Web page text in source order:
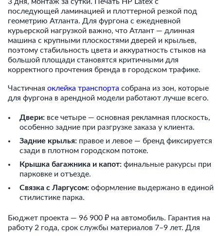
последующей ламинацией и плоттерной резкой под
геометрию Атланта. Для фургона с ежедневной
курьерской нагрузкой важно, что Атлант — длинная
машина с крупными плоскостями дверей и крыльев,
поэтому стабильность цвета и аккуратность стыков на
большой площади становятся критичными для
корректного прочтения бренда в городском трафике.
Частичная оклейка транспорта собрана из зон, которые
для фургона в арендной модели работают лучше всего.
Двери: все четыре — основная рекламная плоскость,
особенно задние при разгрузке заказа у клиента.
Задние крылья: правое и левое — бренд фиксируется
сзади в плотном городском потоке.
Крышка багажника и капот: финальные ракурсы при
парковке и отъезде.
Связка с Ларгусом: оформление выдержано в единой
стилистике парка.
Бюджет проекта — 96 900 ₽ на автомобиль. Гарантия на
работу 2 года, срок службы материалов 7–9 лет. Для